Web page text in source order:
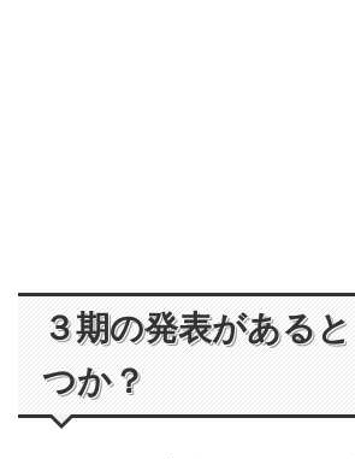
３期の発表がある
つか？